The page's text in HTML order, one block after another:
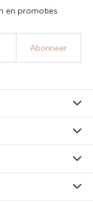
en promoties
Abonneer